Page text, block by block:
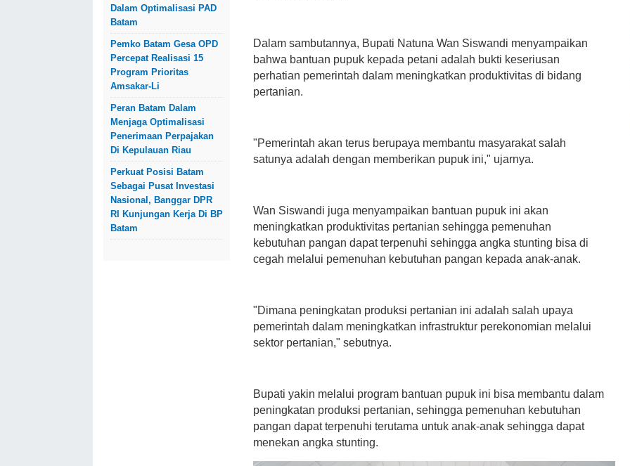
Dalam Optimalisasi PAD
Batam
Pemko Batam Gesa OPD
Percepat Realisasi 15
Program Prioritas
Amsakar-Li
Peran Batam Dalam
Menjaga Optimalisasi
Penerimaan Perpajakan
Di Kepulauan Riau
Perkuat Posisi Batam
Sebagai Pusat Investasi
Nasional, Banggar DPR
RI Kunjungan Kerja Di BP
Batam
Dalam sambutannya, Bupati Natuna Wan Siswandi menyampaikan
bahwa bantuan pupuk kepada petani adalah bukti keseriusan
perhatian pemerintah dalam meningkatkan produktivitas di bidang
pertanian.
"Pemerintah akan terus berupaya membantu masyarakat salah
satunya adalah dengan memberikan pupuk ini," ujarnya.
Wan Siswandi juga menyampaikan bantuan pupuk ini akan
meningkatkan produktivitas pertanian sehingga pemenuhan
kebutuhan pangan dapat terpenuhi sehingga angka stunting bisa di
cegah melalui pemenuhan kebutuhan pangan kepada anak-anak.
"Dimana peningkatan produksi pertanian ini adalah salah upaya
pemerintah dalam meningkatkan infrastruktur perekonomian melalui
sektor pertanian," sebutnya.
Bupati yakin melalui program bantuan pupuk ini bisa membantu dalam
peningkatan produksi pertanian, sehingga pemenuhan kebutuhan
pangan dapat terpenuhi terutama untuk anak-anak sehingga dapat
menekan angka stunting.